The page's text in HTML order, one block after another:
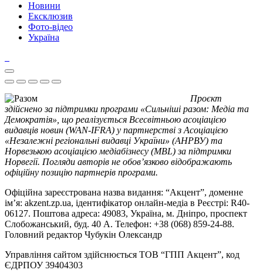
Новини
Ексклюзив
Фото-відео
Україна
Проєкт
здійснено за підтримки програми «Сильніші разом: Медіа та
Демократія», що реалізується Всесвітньою асоціацією
видавців новин (WAN-IFRA) у партнерстві з Асоціацією
«Незалежні регіональні видавці України» (АНРВУ) та
Норвезькою асоціацією медіабізнесу (MBL) за підтримки
Норвегії. Погляди авторів не обов’язково відображають
офіційну позицію партнерів програми.
Офіційна зареєстрована назва видання: “Акцент”, доменне
ім’я: akzent.zp.ua, ідентифікатор онлайн-медіа в Реєстрі: R40-
06127. Поштова адреса: 49083, Україна, м. Дніпро, проспект
Слобожанський, буд. 40 А. Телефон: +38 (068) 859-24-88.
Головний редактор Чубукін Олександр
Управління сайтом здійснюється ТОВ “ГПП Акцент”, код
ЄДРПОУ 39404303